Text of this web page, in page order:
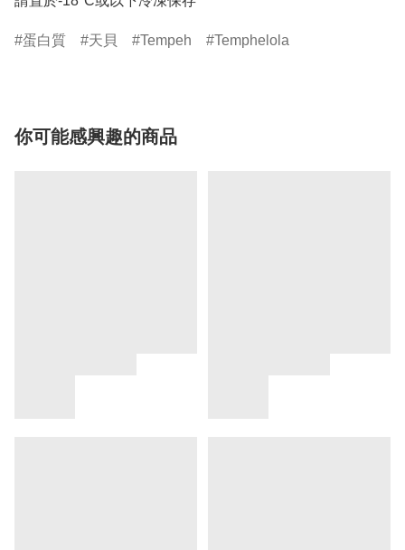
蛋白質 天貝 Tempeh Temphelola
你可能感興趣的商品